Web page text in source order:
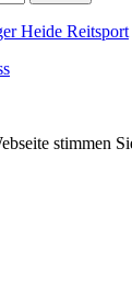
Heide Reitsport
stimmen